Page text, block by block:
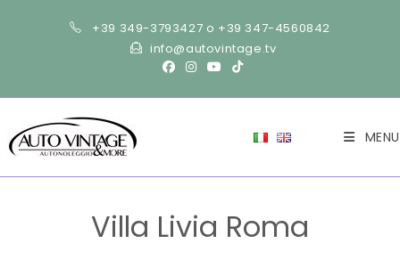
+39 349-3793427 o +39 347-4560842
info@autovintage.tv
MENU
Villa Livia Roma